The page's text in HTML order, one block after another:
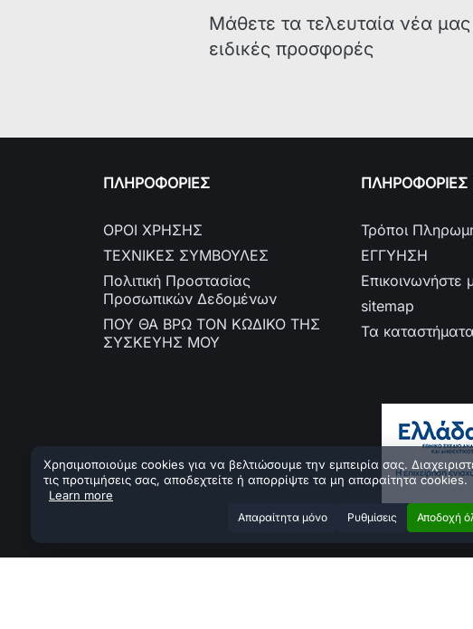
Μάθετε τα τελευταία νέα μας
ειδικές προσφορές
ΠΛΗΡΟΦΟΡΙΕΣ
ΟΡΟΙ ΧΡΗΣΗΣ
ΤΕΧΝΙΚΕΣ ΣΥΜΒΟΥΛΕΣ
Πολιτική Προστασίας
Προσωπικών Δεδομένων
ΠΟΥ ΘΑ ΒΡΩ ΤΟΝ ΚΩΔΙΚΟ ΤΗΣ
ΣΥΣΚΕΥΗΣ ΜΟΥ
ΠΛΗΡΟΦΟΡΙΕΣ
Τρόποι
ΕΓΓΥΗΣΗ
Επικοινωνήστε
sitemap
Τα
Χρησιμοποιούμε cookies για να βελτιώσουμε την εμπειρία σας.
τις προτιμήσεις σας, αποδεχτείτε ή απορρίψτε τα μη απαραίτητα cookies.
Learn more
Aπαραίτητα μόνο Ρυθμίσεις Αποδοχή